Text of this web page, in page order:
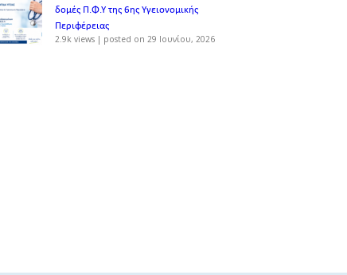
δομές Π.Φ.Υ της 6ης Υγειονομικής
Περιφέρειας
2.9k views | posted on 29 Ιουνίου, 2026